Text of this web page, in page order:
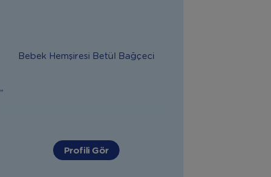
Bebek Hemşiresi Betül Bağçeci
"
Profili Gör